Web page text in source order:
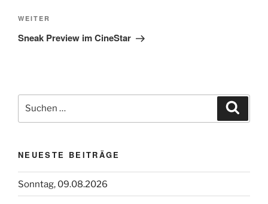
Nächster
Beitrag
WEITER
Sneak Preview im CineStar
Suchen
nach:
NEUESTE BEITRÄGE
Sonntag, 09.08.2026